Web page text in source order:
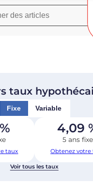
:
taux
Fixe Variable
%
taux
4,09
5 ans fixe
Obtenez votre
Voir tous les taux